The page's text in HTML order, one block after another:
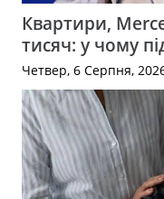
Квартири,
тисяч: у чому
Четвер, 6 Серпня,